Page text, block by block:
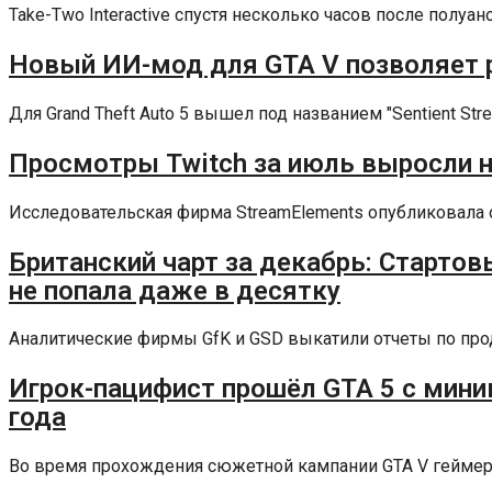
Take-Two Interactive спустя несколько часов после
Новый ИИ-мод для GTA V позволяет
Для Grand Theft Auto 5 вышел под названием "Sentient
Просмотры Twitch за июль выросли
Исследовательская фирма StreamElements
Британский чарт за декабрь:
не попала даже в десятку
Аналитические фирмы GfK и GSD выкатили отчеты по
Игрок-пацифист прошёл GTA 5 с
года
Во время прохождения сюжетной кампании GTA V